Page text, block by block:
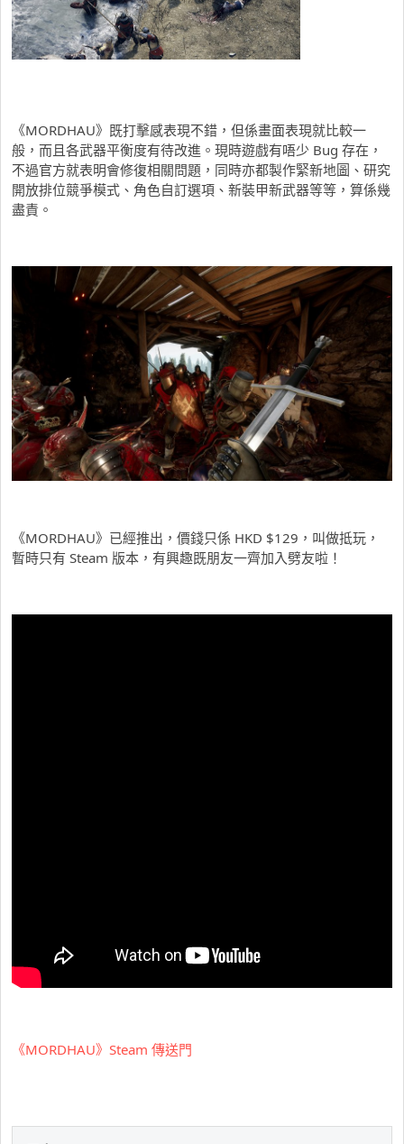
《MORDHAU》既打擊感表現不錯，但係畫面表現就比較一
般，而且各武器平衡度有待改進。現時遊戲有唔少 Bug 存在，
不過官方就表明會修復相關問題，同時亦都製作緊新地圖、研究
開放排位競爭模式、角色自訂選項、新裝甲新武器等等，算係幾
盡責。
《MORDHAU》已經推出，價錢只係 HKD $129，叫做抵玩，
暫時只有 Steam 版本，有興趣既朋友一齊加入劈友啦！
《MORDHAU》Steam 傳送門